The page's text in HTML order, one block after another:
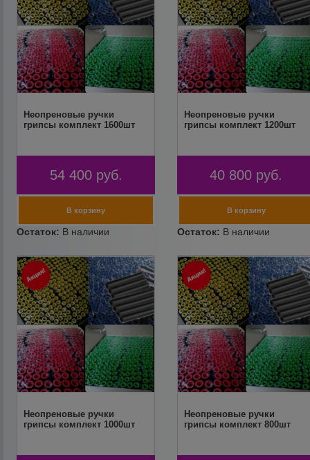
Неопреновые ручки
грипсы комплект 1600шт
54 400 руб.
Неопреновые ручки
грипсы комплект 1200шт
40 800 руб.
Неопреновые ручки
грипсы комплект 1000шт
Неопреновые ручки
грипсы комплект 800шт